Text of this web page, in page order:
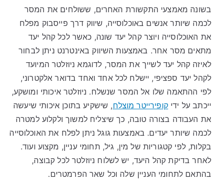
בשונה מאמצעי התקשורת האחרים, ששולחים את המסר
לכמה שיותר אנשים באוכלוסייה, שיווק דרך פייסבוק מפלח
את האוכלוסייה ויוצר קהל יעד שונה, כאשר לכל קהל יעד
מתאים מסר אחר. באמצעות השיווק באינטרנט ניתן לבחור
לאיזה קהל יעד לשייך את המסר, לדוגמא ניוזלטר המיועד
לקהל יעד ספציפי, יישלח לכל אחד ואחד בדואר אלקטרוני,
לפי ההתאמה שלו אל המסר שנשלח. ניוזלטר איכותי ומושקע,
ייכתב על ידיקופירייטר מוצלח, שישקיע בתוכן איכותי שיעשה
את העבודה בצורה טובה, כך שיצליח למשוך ולקלוע למטרה
לכמה שיותר יעדים. באמצעות גוגל ניתן לפלח את האוכלוסייה
בקלות, לפי קטגוריות של מין, גיל, תחומי עניין, מקצוע ועוד.
לאחר בדיקת קהל היעד, יש לשלוח ניוזלטר לכל קבוצה,
בהתאם לתחומי העניין שלה וכל שאר הפרמטרים.